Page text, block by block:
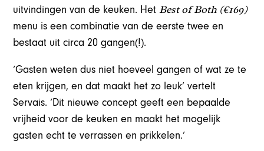
uitvindingen van de keuken. HetBest of Both (€169)
menu is een combinatie van de eerste twee en
bestaat uit circa 20 gangen(!).
‘Gasten weten dus niet hoeveel gangen of wat ze te
eten krijgen, en dat maakt het zo leuk’ vertelt
Servais. ‘Dit nieuwe concept geeft een bepaalde
vrijheid voor de keuken en maakt het mogelijk
gasten echt te verrassen en prikkelen.’